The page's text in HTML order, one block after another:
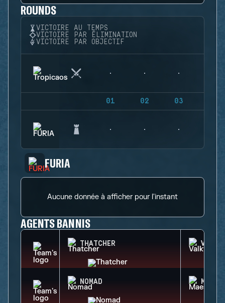
ROUNDS
VICTOIRE AU TEMPS
VICTOIRE PAR ÉLIMINATION
VICTOIRE PAR OBJECTIF
01 02 03
FURIA
Aucune donnée à afficher pour l'instant
AGENTS BANNIS
THATCHER
NOMAD